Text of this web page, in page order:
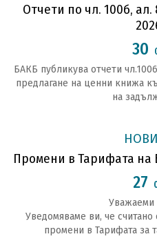
Отчети по чл. 100б,
30
БАКБ публикува отчети
предлагане на ценни книжа
на
Промени в Тарифата на
27
Уважаеми
Уведомяваме ви, че считано
промени в Тарифата за